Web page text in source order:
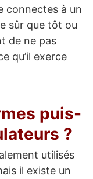
connectes à un
sûr que tôt ou
de ne pas
qu’il exerce
puis-
?
utilisés
il existe un